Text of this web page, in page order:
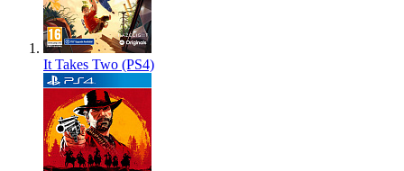
It Takes Two (PS4)